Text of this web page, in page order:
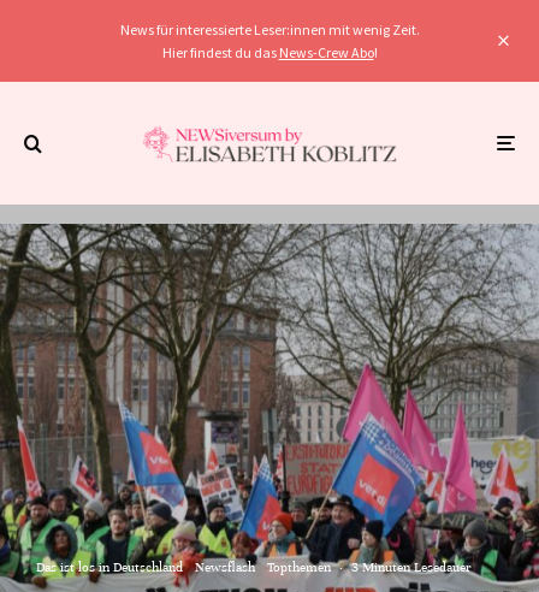
News für interessierte Leser:innen mit wenig Zeit.
Hier findest du das News-Crew Abo!
Das ist los in Deutschland Newsflash Topthemen · 3 Minuten Lesedauer